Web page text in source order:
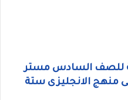
للصف السادس مستر
أهم ٦ ورقات فى منهج الانجليزى ستة